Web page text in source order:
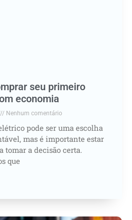
seu primeiro
economia
Nenhum comentário
pode ser uma escolha
mas é importante estar
tomar a decisão certa.
que